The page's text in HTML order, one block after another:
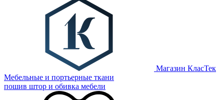
Магазин КласТек
Мебельные и портьерные ткани
пошив штор и обивка мебели